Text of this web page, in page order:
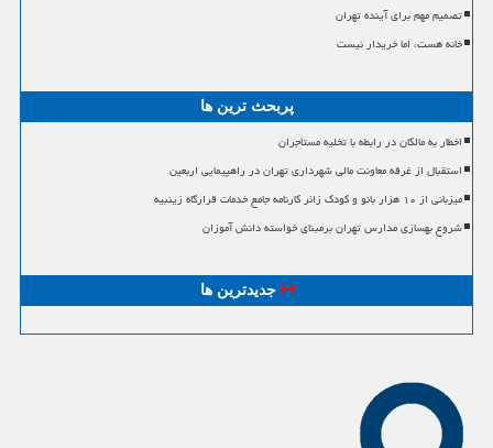
تصمیم مهم برای آینده تهران
خانه هست، اما خریدار نیست
پربحث ترین ها
اخطار به مالکان در رابطه با تخلیه مستأجران
استقبال از غرفه معاونت مالی شهرداری تهران در راهپیمایی اربعین
میزبانی از ۱۰ هزار بانو و کودک زائر کارنامه جامع خدمات قرارگاه زینبیه
شروع بهسازی مدارس تهران برمبنای خواسته دانش آموزان
جدیدترین ها